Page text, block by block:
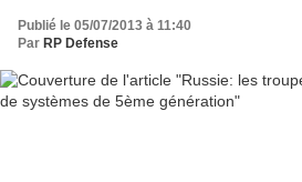
Publié le 05/07/2013 à 11:40
Par RP Defense